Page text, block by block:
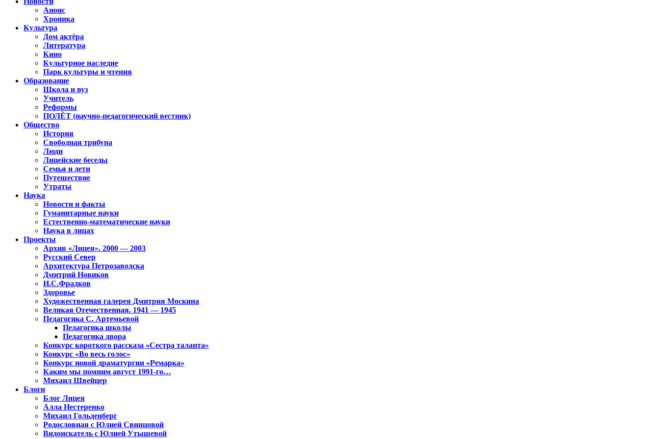
Анонс
Хроника
Культура
Дом актёра
Литература
Кино
Культурное наследие
Парк культуры и чтения
Образование
Школа и вуз
Учитель
Реформы
ПОЛЁТ (научно-педагогический вестник)
Общество
История
Свободная трибуна
Люди
Лицейские беседы
Семья и дети
Путешествие
Утраты
Наука
Новости и факты
Гуманитарные науки
Естественно-математические науки
Наука в лицах
Проекты
Архив «Лицея». 2000 — 2003
Русский Север
Архитектура Петрозаводска
Дмитрий Новиков
И.С.Фрадков
Здоровье
Художественная галерея Дмитрия Москина
Великая Отечественная. 1941 — 1945
Педагогика С. Артемьевой
Педагогика школы
Педагогика двора
Конкурс короткого рассказа «Сестра таланта»
Конкурс «Во весь голос»
Конкурс новой драматургии «Ремарка»
Каким мы помним август 1991-го…
Михаил Швейцер
Блоги
Блог Лицея
Алла Нестеренко
Михаил Гольденберг
Родословная с Юлией Свинцовой
Видоискатель с Юлией Утышевой